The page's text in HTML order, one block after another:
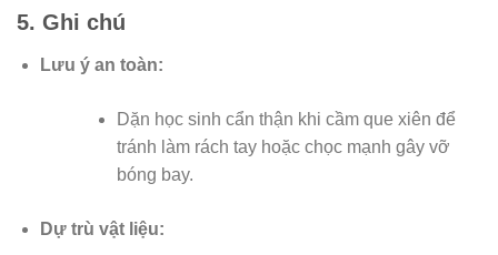
5. Ghi chú
Lưu ý an toàn:
Dặn học sinh cẩn thận khi cầm que xiên để
tránh làm rách tay hoặc chọc mạnh gây vỡ
bóng bay.
Dự trù vật liệu: